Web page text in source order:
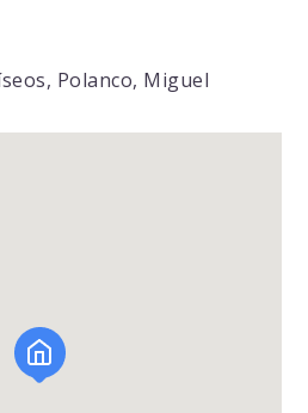
Polanco, Miguel